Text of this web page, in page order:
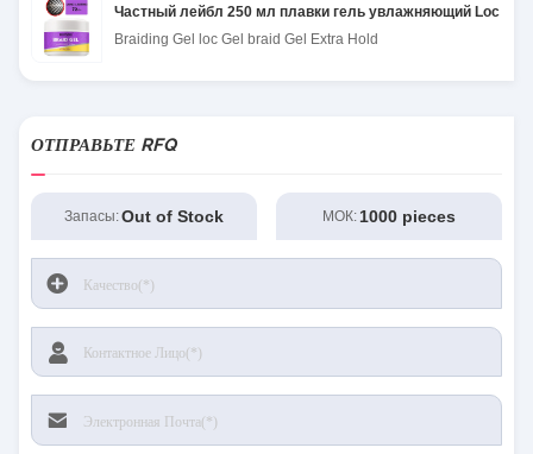
Частный лейбл 250 мл плавки гель увлажняющий Loc
Braiding Gel loc Gel braid Gel Extra Hold
ОТПРАВЬТЕ RFQ
Запасы:Out of Stock МОК: 1000 pieces